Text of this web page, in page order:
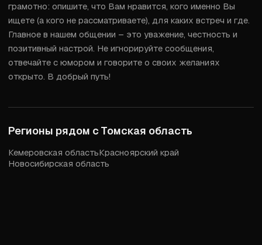
грамотно: опишите, что Вам нравится, кого именно Вы
ищете (а кого не рассматриваете), для каких встреч и где.
Главное в нашем общении – это уважение, честность и
позитивный настрой. Не игнорируйте сообщения,
отвечайте с юмором и говорите о своих желаниях
открыто. В добрый путь!
Регионы рядом с Томская область
Кемеровская областьКрасноярский край
Новосибирская область